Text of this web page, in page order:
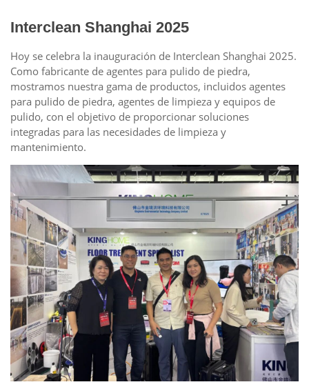
Interclean Shanghai 2025
Hoy se celebra la inauguración de Interclean Shanghai 2025.
Como fabricante de agentes para pulido de piedra,
mostramos nuestra gama de productos, incluidos agentes
para pulido de piedra, agentes de limpieza y equipos de
pulido, con el objetivo de proporcionar soluciones
integradas para las necesidades de limpieza y
mantenimiento.